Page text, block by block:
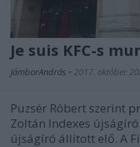
Je suis KFC-s
JámborAndrás • 2017. október 20.
Puzsér Róbert szerint
Zoltán Indexes
újságíró állított elő. A